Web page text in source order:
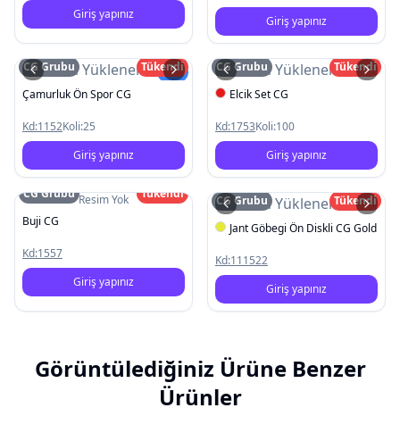
Giriş yapınız
Giriş yapınız
Resim YüklenemediYeni
CG Grubu
Tükendi
Çamurluk Ön Spor CG
Kd:1152Koli:25
Giriş yapınız
Resim Yüklenemedi
CG Grubu
Tükendi
Elcik Set CG
Kd:1753Koli:100
Giriş yapınız
Resim Yok
CG Grubu
Tükendi
Buji CG
Kd:1557
Giriş yapınız
Resim Yüklenemedi
CG Grubu
Tükendi
Jant Göbegi Ön Diskli CG Gold
Kd:111522
Giriş yapınız
Görüntülediğiniz Ürüne Benzer
Ürünler